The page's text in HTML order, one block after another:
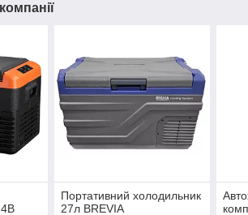
Портативний холодильник
27л BREVIA